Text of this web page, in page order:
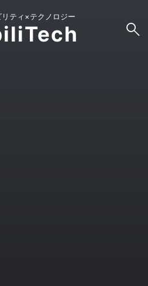
ティ×テクノロジー